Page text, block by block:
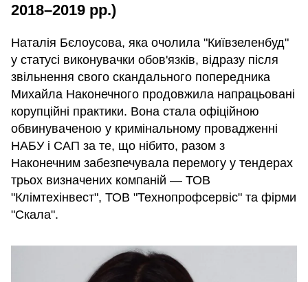
2018–2019 рр.)
Наталія Бєлоусова, яка очолила "Київзеленбуд"
у статусі виконувачки обов'язків, відразу після
звільнення свого скандального попередника
Михайла Наконечного продовжила напрацьовані
корупційні практики. Вона стала офіційною
обвинуваченою у кримінальному провадженні
НАБУ і САП за те, що нібито, разом з
Наконечним забезпечувала перемогу у тендерах
трьох визначених компаній — ТОВ
"Клімтехінвест", ТОВ "Технопрофсервіс" та фірми
"Скала".